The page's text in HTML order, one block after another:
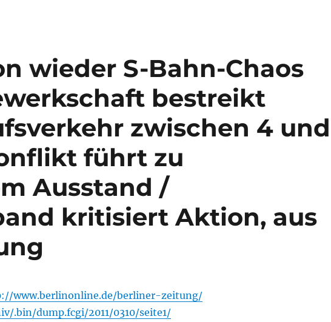
wieder S-Bahn-Chaos
bestreikt
zwischen 4 und
führt zu
Ausstand /
kritisiert Aktion, aus
www.berlinonline.de/berliner-zeitung/
.bin/dump.fcgi/2011/0310/seite1/